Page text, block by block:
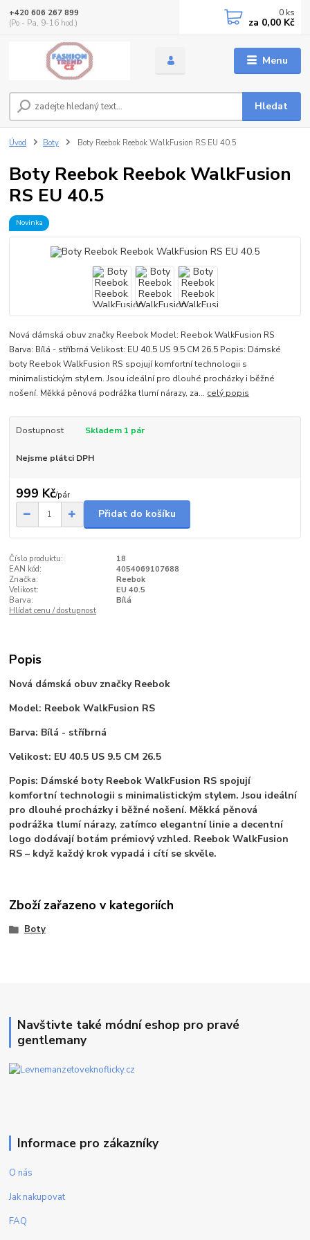
Menu
Hledat
+420 606 267 899
(Po - Pa, 9-16 hod.)
0 ks
za 0,00 Kč
Úvod Boty Boty Reebok Reebok WalkFusion RS EU 40.5
Boty Reebok Reebok WalkFusion
RS EU 40.5
Novinka
Nová dámská obuv značky Reebok Model: Reebok WalkFusion RS
Barva: Bílá - stříbrná Velikost: EU 40.5 US 9.5 CM 26.5 Popis: Dámské
boty Reebok WalkFusion RS spojují komfortní technologii s
minimalistickým stylem. Jsou ideální pro dlouhé procházky i běžné
nošení. Měkká pěnová podrážka tlumí nárazy, za... celý popis
Dostupnost Skladem 1 pár
Nejsme plátci DPH
999 Kč/pár
Přidat do košíku
Číslo produktu:
18
EAN kód:
4054069107688
Značka:
Reebok
Velikost:
EU 40.5
Barva:
Bílá
Hlídat cenu / dostupnost
Popis
Nová dámská obuv značky Reebok
Model: Reebok WalkFusion RS
Barva: Bílá - stříbrná
Velikost: EU 40.5 US 9.5 CM 26.5
Popis: Dámské boty Reebok WalkFusion RS spojují
komfortní technologii s minimalistickým stylem. Jsou ideální
pro dlouhé procházky i běžné nošení. Měkká pěnová
podrážka tlumí nárazy, zatímco elegantní linie a decentní
logo dodávají botám prémiový vzhled. Reebok WalkFusion
RS – když každý krok vypadá i cítí se skvěle.
Zboží zařazeno v kategoriích
Boty
Navštivte také módní eshop pro pravé
gentlemany
Informace pro zákazníky
O nás
Jak nakupovat
FAQ